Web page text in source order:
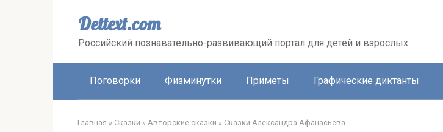
Dettext.com
Российский познавательно-развивающий портал для детей и взрослых
Поговорки Физминутки Приметы Графические диктанты
Главная » Сказки » Авторские сказки » Сказки Александра Афанасьева